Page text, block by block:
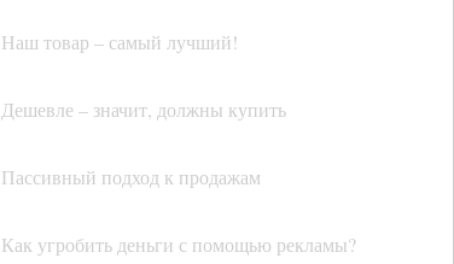
Наш товар – самый лучший!
Дешевле – значит, должны купить
Пассивный подход к продажам
Как угробить деньги с помощью рекламы?